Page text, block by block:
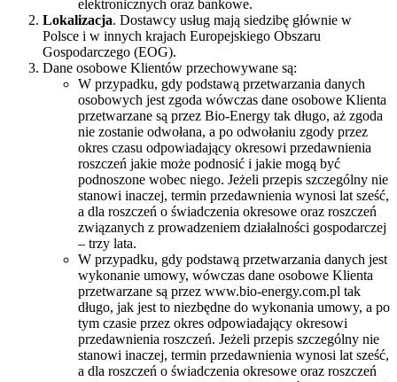
elektronicznych oraz bankowe.
Lokalizacja. Dostawcy usług mają siedzibę głównie w
Polsce i w innych krajach Europejskiego Obszaru
Gospodarczego (EOG).
Dane osobowe Klientów przechowywane są:
W przypadku, gdy podstawą przetwarzania danych
osobowych jest zgoda wówczas dane osobowe Klienta
przetwarzane są przez Bio-Energy tak długo, aż zgoda
nie zostanie odwołana, a po odwołaniu zgody przez
okres czasu odpowiadający okresowi przedawnienia
roszczeń jakie może podnosić i jakie mogą być
podnoszone wobec niego. Jeżeli przepis szczególny nie
stanowi inaczej, termin przedawnienia wynosi lat sześć,
a dla roszczeń o świadczenia okresowe oraz roszczeń
związanych z prowadzeniem działalności gospodarczej
– trzy lata.
W przypadku, gdy podstawą przetwarzania danych jest
wykonanie umowy, wówczas dane osobowe Klienta
przetwarzane są przez www.bio-energy.com.pl tak
długo, jak jest to niezbędne do wykonania umowy, a po
tym czasie przez okres odpowiadający okresowi
przedawnienia roszczeń. Jeżeli przepis szczególny nie
stanowi inaczej, termin przedawnienia wynosi lat sześć,
a dla roszczeń o świadczenia okresowe oraz roszczeń